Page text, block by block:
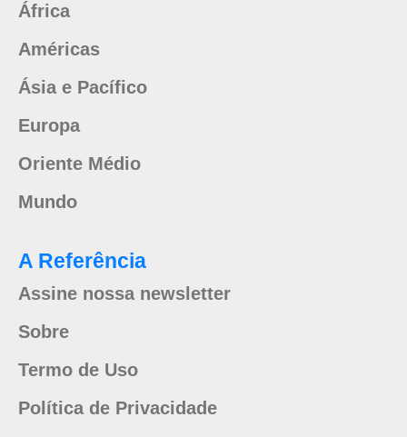
África
Américas
Ásia e Pacífico
Europa
Oriente Médio
Mundo
A Referência
Assine nossa newsletter
Sobre
Termo de Uso
Política de Privacidade